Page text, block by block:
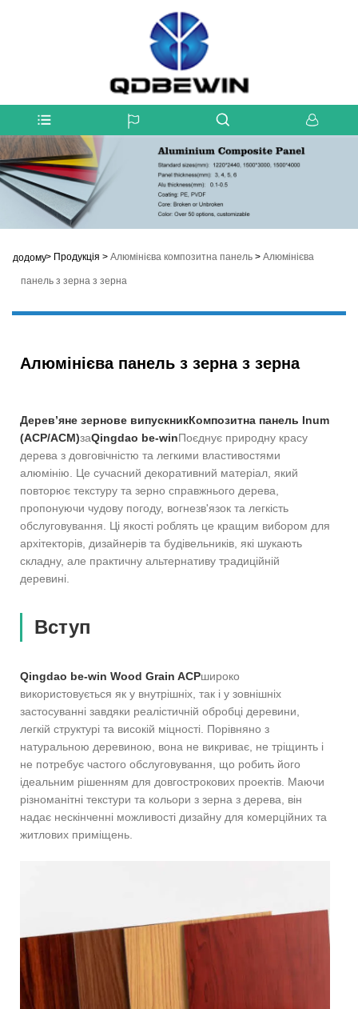
додому> Продукція > Алюмінієва композитна панель > Алюмінієва
панель з зерна з зерна
Алюмінієва панель з зерна з зерна
Дерев’яне зернове випускникКомпозитна панель Inum
(ACP/ACM)заQingdao be-winПоєднує природну красу
дерева з довговічністю та легкими властивостями
алюмінію. Це сучасний декоративний матеріал, який
повторює текстуру та зерно справжнього дерева,
пропонуючи чудову погоду, вогнезв'язок та легкість
обслуговування. Ці якості роблять це кращим вибором для
архітекторів, дизайнерів та будівельників, які шукають
складну, але практичну альтернативу традиційній
деревині.
Вступ
Qingdao be-win Wood Grain ACPшироко
використовується як у внутрішніх, так і у зовнішніх
застосуванні завдяки реалістичній обробці деревини,
легкій структурі та високій міцності. Порівняно з
натуральною деревиною, вона не викриває, не тріщинть і
не потребує частого обслуговування, що робить його
ідеальним рішенням для довгострокових проектів. Маючи
різноманітні текстури та кольори з зерна з дерева, він
надає нескінченні можливості дизайну для комерційних та
житлових приміщень.